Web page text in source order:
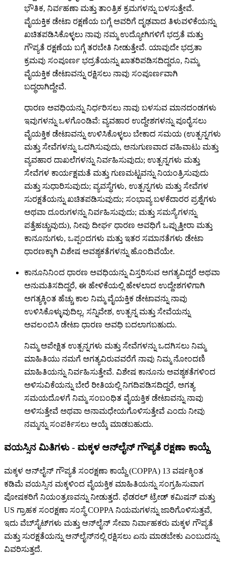
ಭೌತಿಕ, ನಿರ್ವಹಣಾ ಮತ್ತು ತಾಂತ್ರಿಕ ಕ್ರಮಗಳನ್ನು ಬಳಸುತ್ತೇವೆ.
ವೈಯಕ್ತಿಕ ಡೇಟಾ ರಕ್ಷಣೆಯ ಬಗ್ಗೆ ಅವರಿಗೆ ದೃಢವಾದ ತಿಳುವಳಿಕೆಯನ್ನು
ಖಚಿತಪಡಿಸಿಕೊಳ್ಳಲು ನಾವು ನಮ್ಮ ಉದ್ಯೋಗಿಗಳಿಗೆ ಭದ್ರತೆ ಮತ್ತು
ಗೌಪ್ಯತೆ ರಕ್ಷಣೆಯ ಬಗ್ಗೆ ತರಬೇತಿ ನೀಡುತ್ತೇವೆ. ಯಾವುದೇ ಭದ್ರತಾ
ಕ್ರಮವು ಸಂಪೂರ್ಣ ಭದ್ರತೆಯನ್ನು ಖಾತರಿಪಡಿಸದಿದ್ದರೂ, ನಿಮ್ಮ
ವೈಯಕ್ತಿಕ ಡೇಟಾವನ್ನು ರಕ್ಷಿಸಲು ನಾವು ಸಂಪೂರ್ಣವಾಗಿ
ಬದ್ಧರಾಗಿದ್ದೇವೆ.
ಧಾರಣ ಅವಧಿಯನ್ನು ನಿರ್ಧರಿಸಲು ನಾವು ಬಳಸುವ ಮಾನದಂಡಗಳು
ಇವುಗಳನ್ನು ಒಳಗೊಂಡಿವೆ: ವ್ಯವಹಾರ ಉದ್ದೇಶಗಳನ್ನು ಪೂರೈಸಲು
ವೈಯಕ್ತಿಕ ಡೇಟಾವನ್ನು ಉಳಿಸಿಕೊಳ್ಳಲು ಬೇಕಾದ ಸಮಯ (ಉತ್ಪನ್ನಗಳು
ಮತ್ತು ಸೇವೆಗಳನ್ನು ಒದಗಿಸುವುದು, ಅನುಗುಣವಾದ ವಹಿವಾಟು ಮತ್ತು
ವ್ಯವಹಾರ ದಾಖಲೆಗಳನ್ನು ನಿರ್ವಹಿಸುವುದು; ಉತ್ಪನ್ನಗಳು ಮತ್ತು
ಸೇವೆಗಳ ಕಾರ್ಯಕ್ಷಮತೆ ಮತ್ತು ಗುಣಮಟ್ಟವನ್ನು ನಿಯಂತ್ರಿಸುವುದು
ಮತ್ತು ಸುಧಾರಿಸುವುದು; ವ್ಯವಸ್ಥೆಗಳು, ಉತ್ಪನ್ನಗಳು ಮತ್ತು ಸೇವೆಗಳ
ಸುರಕ್ಷತೆಯನ್ನು ಖಚಿತಪಡಿಸುವುದು; ಸಂಭಾವ್ಯ ಬಳಕೆದಾರರ ಪ್ರಶ್ನೆಗಳು
ಅಥವಾ ದೂರುಗಳನ್ನು ನಿರ್ವಹಿಸುವುದು; ಮತ್ತು ಸಮಸ್ಯೆಗಳನ್ನು
ಪತ್ತೆಹಚ್ಚುವುದು), ನೀವು ದೀರ್ಘ ಧಾರಣ ಅವಧಿಗೆ ಒಪ್ಪುತ್ತೀರಾ ಮತ್ತು
ಕಾನೂನುಗಳು, ಒಪ್ಪಂದಗಳು ಮತ್ತು ಇತರ ಸಮಾನತೆಗಳು ಡೇಟಾ
ಧಾರಣಕ್ಕಾಗಿ ವಿಶೇಷ ಅವಶ್ಯಕತೆಗಳನ್ನು ಹೊಂದಿವೆಯೇ.
ಕಾನೂನಿನಿಂದ ಧಾರಣ ಅವಧಿಯನ್ನು ವಿಸ್ತರಿಸುವ ಅಗತ್ಯವಿದ್ದರೆ ಅಥವಾ
ಅನುಮತಿಸದಿದ್ದರೆ, ಈ ಹೇಳಿಕೆಯಲ್ಲಿ ಹೇಳಲಾದ ಉದ್ದೇಶಗಳಿಗಾಗಿ
ಅಗತ್ಯಕ್ಕಿಂತ ಹೆಚ್ಚು ಕಾಲ ನಿಮ್ಮ ವೈಯಕ್ತಿಕ ಡೇಟಾವನ್ನು ನಾವು
ಉಳಿಸಿಕೊಳ್ಳುವುದಿಲ್ಲ. ಸನ್ನಿವೇಶ, ಉತ್ಪನ್ನ ಮತ್ತು ಸೇವೆಯನ್ನು
ಅವಲಂಬಿಸಿ ಡೇಟಾ ಧಾರಣ ಅವಧಿ ಬದಲಾಗಬಹುದು.
ನಿಮ್ಮ ಅಪೇಕ್ಷಿತ ಉತ್ಪನ್ನಗಳು ಮತ್ತು ಸೇವೆಗಳನ್ನು ಒದಗಿಸಲು ನಿಮ್ಮ
ಮಾಹಿತಿಯು ನಮಗೆ ಅಗತ್ಯವಿರುವವರೆಗೆ ನಾವು ನಿಮ್ಮ ನೋಂದಣಿ
ಮಾಹಿತಿಯನ್ನು ನಿರ್ವಹಿಸುತ್ತೇವೆ. ವಿಶೇಷ ಕಾನೂನು ಅವಶ್ಯಕತೆಗಳಿಂದ
ಅಳಿಸುವಿಕೆಯನ್ನು ಬೇರೆ ರೀತಿಯಲ್ಲಿ ನಿಗದಿಪಡಿಸದಿದ್ದರೆ, ಅಗತ್ಯ
ಸಮಯದೊಳಗೆ ನಿಮ್ಮ ಸಂಬಂಧಿತ ವೈಯಕ್ತಿಕ ಡೇಟಾವನ್ನು ನಾವು
ಅಳಿಸುತ್ತೇವೆ ಅಥವಾ ಅನಾಮಧೇಯಗೊಳಿಸುತ್ತೇವೆ ಎಂದು ನೀವು
ನಮ್ಮನ್ನು ಸಂಪರ್ಕಿಸಲು ಆಯ್ಕೆ ಮಾಡಬಹುದು.
ವಯಸ್ಸಿನ ಮಿತಿಗಳು - ಮಕ್ಕಳ ಆನ್‌ಲೈನ್ ಗೌಪ್ಯತೆ ರಕ್ಷಣಾ ಕಾಯ್ದೆ
ಮಕ್ಕಳ ಆನ್‌ಲೈನ್ ಗೌಪ್ಯತೆ ಸಂರಕ್ಷಣಾ ಕಾಯ್ದೆ (COPPA) 13 ವರ್ಷಕ್ಕಿಂತ
ಕಡಿಮೆ ವಯಸ್ಸಿನ ಮಕ್ಕಳಿಂದ ವೈಯಕ್ತಿಕ ಮಾಹಿತಿಯನ್ನು ಸಂಗ್ರಹಿಸುವಾಗ
ಪೋಷಕರಿಗೆ ನಿಯಂತ್ರಣವನ್ನು ನೀಡುತ್ತದೆ. ಫೆಡರಲ್ ಟ್ರೇಡ್ ಕಮಿಷನ್ ಮತ್ತು
US ಗ್ರಾಹಕ ಸಂರಕ್ಷಣಾ ಸಂಸ್ಥೆ COPPA ನಿಯಮಗಳನ್ನು ಜಾರಿಗೊಳಿಸುತ್ತವೆ,
ಇದು ವೆಬ್‌ಸೈಟ್‌ಗಳು ಮತ್ತು ಆನ್‌ಲೈನ್ ಸೇವಾ ನಿರ್ವಾಹಕರು ಮಕ್ಕಳ ಗೌಪ್ಯತೆ
ಮತ್ತು ಸುರಕ್ಷತೆಯನ್ನು ಆನ್‌ಲೈನ್‌ನಲ್ಲಿ ರಕ್ಷಿಸಲು ಏನು ಮಾಡಬೇಕು ಎಂಬುದನ್ನು
ವಿವರಿಸುತ್ತದೆ.